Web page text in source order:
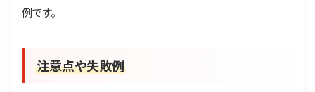
例です。
注意点や失敗例